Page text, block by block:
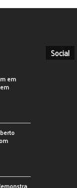
em
Social